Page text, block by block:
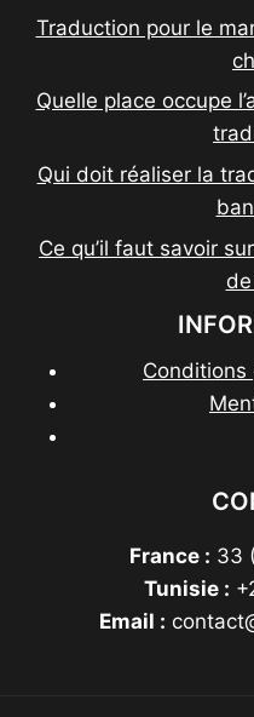
Traduction pour le
Quelle place occupe
Qui doit réaliser la
Ce qu’il faut savoir
Conditions
France : 33
Tunisie :
Email :